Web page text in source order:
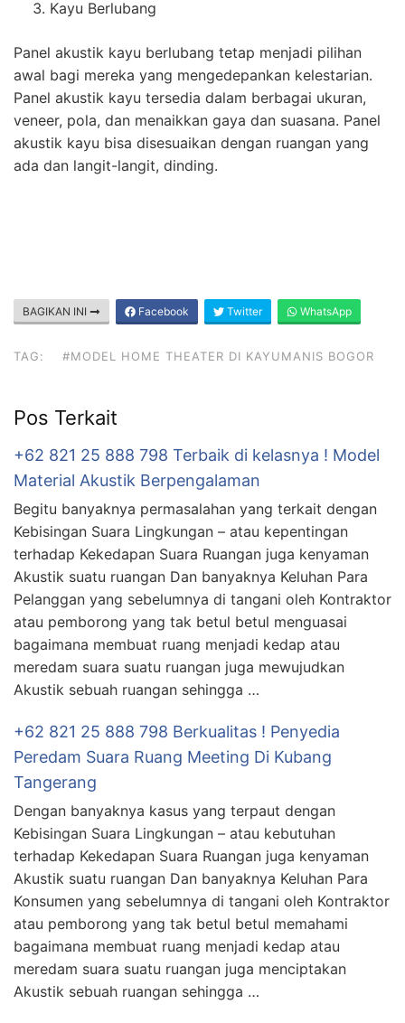
Kayu Berlubang
Panel akustik kayu berlubang tetap menjadi pilihan
awal bagi mereka yang mengedepankan kelestarian.
Panel akustik kayu tersedia dalam berbagai ukuran,
veneer, pola, dan menaikkan gaya dan suasana. Panel
akustik kayu bisa disesuaikan dengan ruangan yang
ada dan langit-langit, dinding.
BAGIKAN INI Facebook Twitter WhatsApp
TAG: #MODEL HOME THEATER DI KAYUMANIS BOGOR
Pos Terkait
+62 821 25 888 798 Terbaik di kelasnya ! Model
Material Akustik Berpengalaman
Begitu banyaknya permasalahan yang terkait dengan
Kebisingan Suara Lingkungan – atau kepentingan
terhadap Kekedapan Suara Ruangan juga kenyaman
Akustik suatu ruangan Dan banyaknya Keluhan Para
Pelanggan yang sebelumnya di tangani oleh Kontraktor
atau pemborong yang tak betul betul menguasai
bagaimana membuat ruang menjadi kedap atau
meredam suara suatu ruangan juga mewujudkan
Akustik sebuah ruangan sehingga …
+62 821 25 888 798 Berkualitas ! Penyedia
Peredam Suara Ruang Meeting Di Kubang
Tangerang
Dengan banyaknya kasus yang terpaut dengan
Kebisingan Suara Lingkungan – atau kebutuhan
terhadap Kekedapan Suara Ruangan juga kenyaman
Akustik suatu ruangan Dan banyaknya Keluhan Para
Konsumen yang sebelumnya di tangani oleh Kontraktor
atau pemborong yang tak betul betul memahami
bagaimana membuat ruang menjadi kedap atau
meredam suara suatu ruangan juga menciptakan
Akustik sebuah ruangan sehingga …